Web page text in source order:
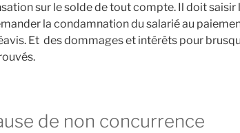
sur le solde de tout compte. Il doit saisir
la condamnation du salarié au
Et des dommages et intérêts pour
de non concurrence